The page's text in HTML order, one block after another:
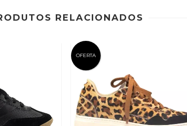
RELACIONADOS
OFERTA